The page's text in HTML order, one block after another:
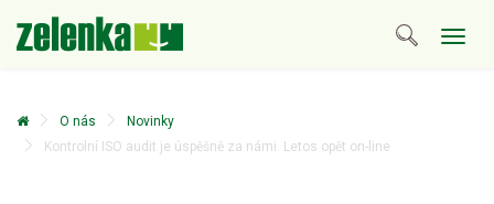
O nás
Novinky
Kontrolní ISO audit je úspěšně za námi. Letos opět on-line